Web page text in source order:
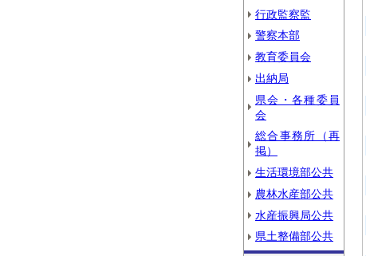
行政監察監
警察本部
教育委員会
出納局
県会・各種委員
会
総合事務所（再
掲）
生活環境部公共
農林水産部公共
水産振興局公共
県土整備部公共